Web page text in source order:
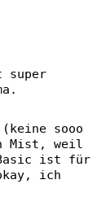
super
sooo
Mist, weil
Basic ist für
ich